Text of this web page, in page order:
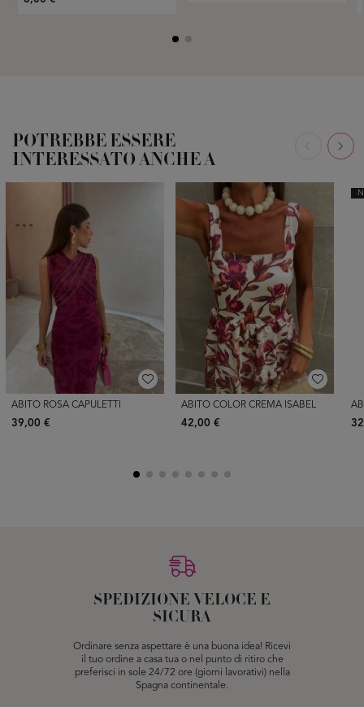
POTREBBE ESSERE
INTERESSATO ANCHE A
ABITO ROSA CAPULETTI
39,00 €
ABITO COLOR CREMA ISABEL
42,00 €
SPEDIZIONE VELOCE E
SICURA
Ordinare senza aspettare è una buona idea! Ricevi
il tuo ordine a casa tua o nel punto di ritiro che
preferisci in sole 24/72 ore (giorni lavorativi) nella
Spagna continentale.